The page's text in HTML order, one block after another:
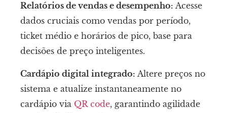
Relatórios de vendas e desempenho: Acesse
dados cruciais como vendas por período,
ticket médio e horários de pico, base para
decisões de preço inteligentes.
Cardápio digital integrado: Altere preços no
sistema e atualize instantaneamente no
cardápio via QR code, garantindo agilidade